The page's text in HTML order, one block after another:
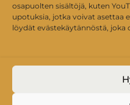
osapuolten sisältöjä, kuten
upotuksia, jotka voivat asettaa
löydät evästekäytännöstä, joka